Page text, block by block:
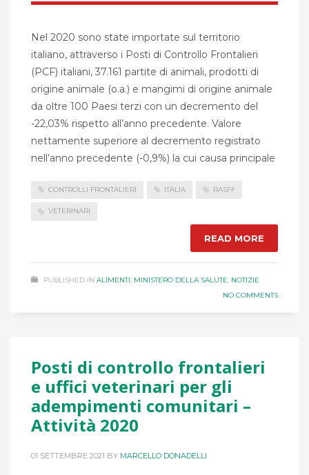
Nel 2020 sono state importate sul territorio
italiano, attraverso i Posti di Controllo Frontalieri
(PCF) italiani, 37.161 partite di animali, prodotti di
origine animale (o.a.) e mangimi di origine animale
da oltre 100 Paesi terzi con un decremento del
-22,03% rispetto all’anno precedente. Valore
nettamente superiore al decremento registrato
nell’anno precedente (-0,9%) la cui causa principale
CONTROLLI FRONTALIERI ITALIA RASFF
VETERINARI
READ MORE
PUBLISHED IN ALIMENTI MINISTERO DELLA SALUTE NOTIZIE
NO COMMENTS
Posti di controllo frontalieri
e uffici veterinari per gli
adempimenti comunitari –
Attività 2020
01 SETTEMBRE 2021 BY MARCELLO DONADELLI